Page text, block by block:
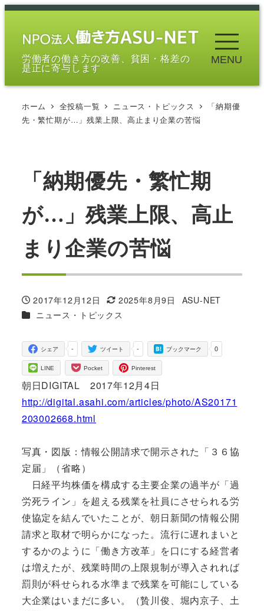
メ
労働者の働き方の改善、貧困・格差の
是正に寄与します
MENU
ホーム 全投稿一覧 ニュース・トピックス
「納期優
先・繁忙期が…」残業上限、高止まり企業の苦悩
「納期優先・繁忙期
が…」残業上限、高止
まり企業の苦悩
投稿日
2017年12月12日
更新日
2025年8月9日
著
ASU-NET
カテゴリー
ニュース・トピックス
-
シェア -
ツイート 0
ブックマーク
LINE Pocket Pinterest
朝日DIGITAL 2017年12月4日
http://digital.asahi.com/articles/photo/AS20171
203002668.html
写真・図版：情報公開請求で開示された「３６協
定届」（省略）
日経平均株価を構成する主要企業の過半が「過
労死ライン」を超える残業を社員にさせられる労
使協定を結んでいたことが、朝日新聞の情報公開
請求と取材で明らかになった。流行に遅れまいと
するかのように「働き方改革」を口にする経営者
は増えたが、残業時間の上限規制が導入されれば
罰則が科せられる水準まで残業を可能にしている
大企業はいまだに多い。（贄川俊、堀内京子、土